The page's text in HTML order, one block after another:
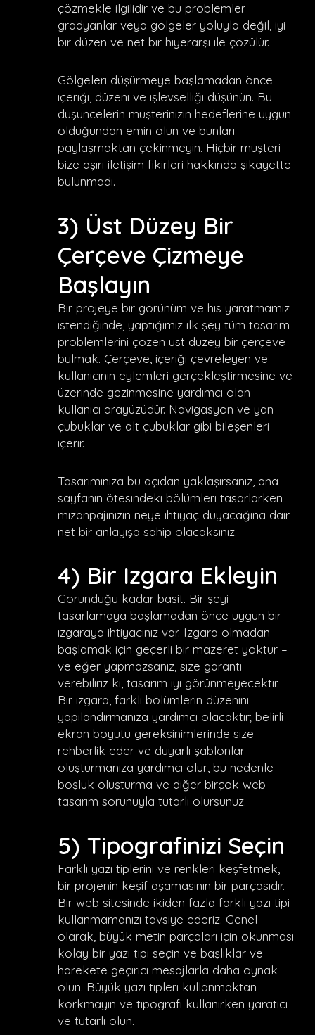
çözmekle ilgilidir ve bu problemler
gradyanlar veya gölgeler yoluyla değil, iyi
bir düzen ve net bir hiyerarşi ile çözülür.
Gölgeleri düşürmeye başlamadan önce
içeriği, düzeni ve işlevselliği düşünün. Bu
düşüncelerin müşterinizin hedeflerine uygun
olduğundan emin olun ve bunları
paylaşmaktan çekinmeyin. Hiçbir müşteri
bize aşırı iletişim fikirleri hakkında şikayette
bulunmadı.
3) Üst Düzey Bir
Çerçeve Çizmeye
Başlayın
Bir projeye bir görünüm ve his yaratmamız
istendiğinde, yaptığımız ilk şey tüm tasarım
problemlerini çözen üst düzey bir çerçeve
bulmak. Çerçeve, içeriği çevreleyen ve
kullanıcının eylemleri gerçekleştirmesine ve
üzerinde gezinmesine yardımcı olan
kullanıcı arayüzüdür. Navigasyon ve yan
çubuklar ve alt çubuklar gibi bileşenleri
içerir.
Tasarımınıza bu açıdan yaklaşırsanız, ana
sayfanın ötesindeki bölümleri tasarlarken
mizanpajınızın neye ihtiyaç duyacağına dair
net bir anlayışa sahip olacaksınız.
4) Bir Izgara Ekleyin
Göründüğü kadar basit. Bir şeyi
tasarlamaya başlamadan önce uygun bir
ızgaraya ihtiyacınız var. Izgara olmadan
başlamak için geçerli bir mazeret yoktur –
ve eğer yapmazsanız, size garanti
verebiliriz ki, tasarım iyi görünmeyecektir.
Bir ızgara, farklı bölümlerin düzenini
yapılandırmanıza yardımcı olacaktır; belirli
ekran boyutu gereksinimlerinde size
rehberlik eder ve duyarlı şablonlar
oluşturmanıza yardımcı olur, bu nedenle
boşluk oluşturma ve diğer birçok web
tasarım sorunuyla tutarlı olursunuz.
5) Tipografinizi Seçin
Farklı yazı tiplerini ve renkleri keşfetmek,
bir projenin keşif aşamasının bir parçasıdır.
Bir web sitesinde ikiden fazla farklı yazı tipi
kullanmamanızı tavsiye ederiz. Genel
olarak, büyük metin parçaları için okunması
kolay bir yazı tipi seçin ve başlıklar ve
harekete geçirici mesajlarla daha oynak
olun. Büyük yazı tipleri kullanmaktan
korkmayın ve tipografi kullanırken yaratıcı
ve tutarlı olun.